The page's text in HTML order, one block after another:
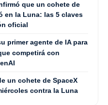
que un cohete de
en la Luna: las 5 claves
oficial
primer agente de IA para
competirá con
un cohete de SpaceX
contra la Luna